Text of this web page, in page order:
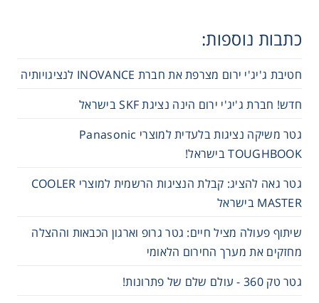
כתבות נוספות:
חטיבת ג'יג'י ירום מצרפת את חברת INOVANCE לנציגויותיה
חדש! חברת ג'יג'י ירום הינה נציגת SKF בישראל
גטר משיקה נציגות בלעדית למוצרי Panasonic
TOUGHBOOK בישראל!
גטר גאה להציג: קבלת הנציגות הרשמית למוצרי COOLER
MASTER בישראל
שיתוף פעולה מציל חיים: גטר גרופ וארגון הכבאות וההצלה
מחזקים את מערך החירום הלאומי
גטר טק 360 - עולם שלם של פתרונות!